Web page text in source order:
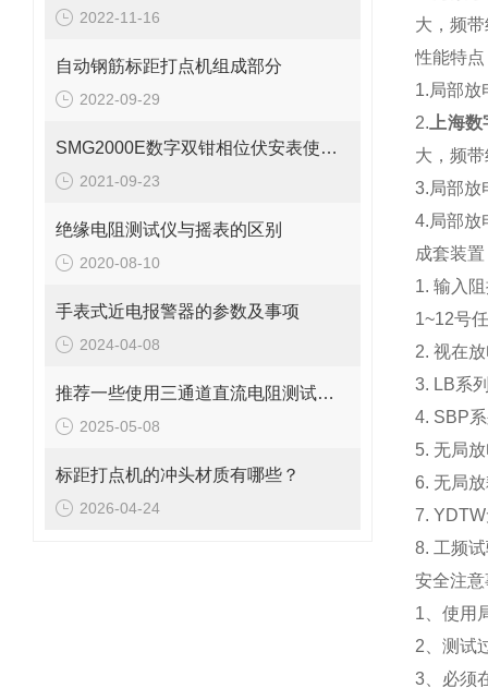
2022-11-16
自动钢筋标距打点机组成部分
2022-09-29
SMG2000E数字双钳相位伏安表使用讲解
2021-09-23
绝缘电阻测试仪与摇表的区别
2020-08-10
手表式近电报警器的参数及事项
2024-04-08
​推荐一些使用三通道直流电阻测试仪的注意事项
2025-05-08
标距打点机的冲头材质有哪些？
2026-04-24
大，频
性能特点
1.局部放
2. 上海
大，频
3.局部放
4.局部放
成套装
1. 输入
1~12号
2. 视在
3. LB系
4. SBP
5. 无局
6. 无局
7.
8. 工频
安全注
1、使用
2、测试
3、必须